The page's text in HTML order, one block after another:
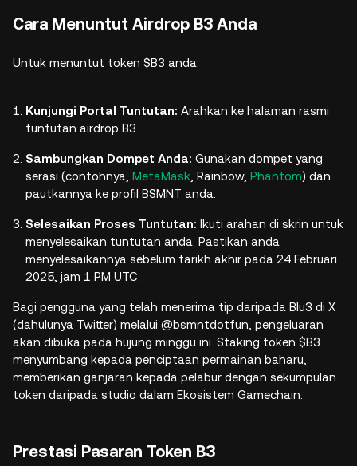
Cara Menuntut Airdrop B3 Anda
Untuk menuntut token $B3 anda:
Kunjungi Portal Tuntutan: Arahkan ke halaman rasmi
tuntutan airdrop B3.
Sambungkan Dompet Anda: Gunakan dompet yang
serasi (contohnya, MetaMask , Rainbow, Phantom) dan
pautkannya ke profil BSMNT anda.
Selesaikan Proses Tuntutan: Ikuti arahan di skrin untuk
menyelesaikan tuntutan anda. Pastikan anda
menyelesaikannya sebelum tarikh akhir pada 24 Februari
2025, jam 1 PM UTC.
Bagi pengguna yang telah menerima tip daripada Blu3 di X
(dahulunya Twitter) melalui @bsmntdotfun, pengeluaran
akan dibuka pada hujung minggu ini. Staking token $B3
menyumbang kepada penciptaan permainan baharu,
memberikan ganjaran kepada pelabur dengan sekumpulan
token daripada studio dalam Ekosistem Gamechain.
Prestasi Pasaran Token B3